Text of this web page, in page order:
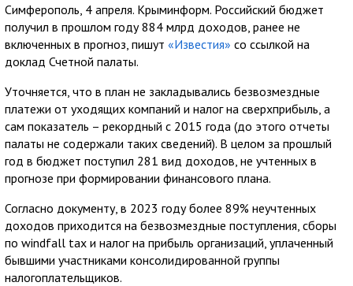
Симферополь, 4 апреля. Крыминформ. Российский бюджет
получил в прошлом году 884 млрд доходов, ранее не
включенных в прогноз, пишут «Известия» со ссылкой на
доклад Счетной палаты.
Уточняется, что в план не закладывались безвозмездные
платежи от уходящих компаний и налог на сверхприбыль, а
сам показатель – рекордный с 2015 года (до этого отчеты
палаты не содержали таких сведений). В целом за прошлый
год в бюджет поступил 281 вид доходов, не учтенных в
прогнозе при формировании финансового плана.
Согласно документу, в 2023 году более 89% неучтенных
доходов приходится на безвозмездные поступления, сборы
по windfall tax и налог на прибыль организаций, уплаченный
бывшими участниками консолидированной группы
налогоплательщиков.